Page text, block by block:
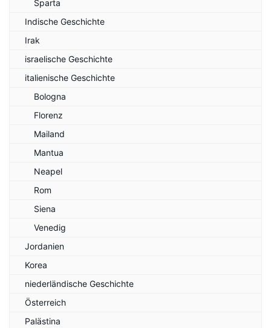
Sparta
Indische Geschichte
Irak
israelische Geschichte
italienische Geschichte
Bologna
Florenz
Mailand
Mantua
Neapel
Rom
Siena
Venedig
Jordanien
Korea
niederländische Geschichte
Österreich
Palästina